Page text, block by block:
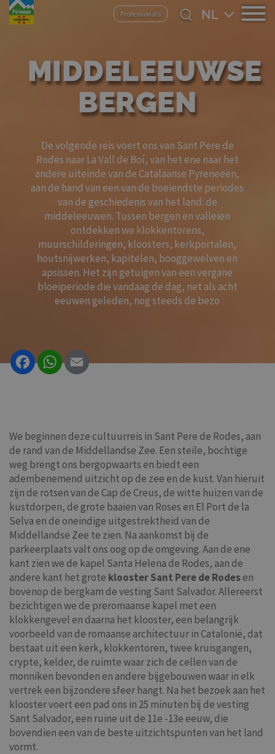
Overslaan
inhoud
Professionals
Select
your
MIDDELEEUWSE
BERGEN
De volgende reis voert ons van Sant Pere de
Rodes naar La Vall de Boí, van het ene naar het
andere uiteinde van de Catalaanse Pyreneeën,
aan de hand van een van de boeiendste periodes
van de geschiedenis van het land: de
middeleeuwen. Tussen bergen en valleien
ontdekken we klokkentorens,
muurschilderingen, kloosters, kerkportalen,
houtsnijwerken, kapitelen, booggewelven en
apsissen. Het zijn getuigen van een vergane
bloeiperiode die vandaag de dag, net als acht
eeuwen geleden, nog steeds de bezo
FacebookWhatsApp
We beginnen deze cultuurreis in Sant Pere de Rodes, aan
de rand van de Middellandse Zee. Een steile, bochtige
weg brengt ons bergopwaarts en biedt een
adembenemend uitzicht op de zee en de kust. Van hieruit
zijn de rotsen van de Cap de Creus, de witte huizen van de
kustdorpen, de grote baaien van Roses en El Port de la
Selva en de oneindige uitgestrektheid van de
Middellandse Zee te zien. Na aankomst bij de
parkeerplaats valt ons oog op de omgeving. Aan de ene
kant zien we de kapel Santa Helena de Rodes, aan de
andere kant het grote klooster Sant Pere de Rodesen
bovenop de bergkam de vesting Sant Salvador. Allereerst
bezichtigen we de preromaanse kapel met een
klokkengevel en daarna het klooster, een belangrijk
voorbeeld van de romaanse architectuur in Catalonië, dat
bestaat uit een kerk, klokkentoren, twee kruisgangen,
crypte, kelder, de ruimte waar zich de cellen van de
monniken bevonden en andere bijgebouwen waar in elk
vertrek een bijzondere sfeer hangt. Na het bezoek aan het
klooster voert een pad ons in 25 minuten bij de vesting
Sant Salvador, een ruïne uit de 11e -13e eeuw, die
bovendien een van de beste uitzichtspunten van het land
vormt.